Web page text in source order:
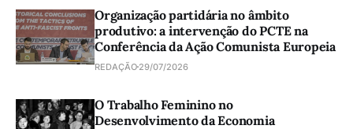
Organização partidária no âmbito
produtivo: a intervenção do PCTE na
Conferência da Ação Comunista Europeia
REDAÇÃO 29/07/2026
O Trabalho Feminino no
Desenvolvimento da Economia